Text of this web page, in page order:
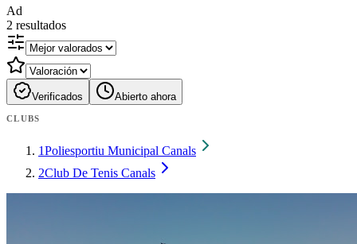
Ad
2 resultados
Verificados Abierto ahora
CLUBS
1Poliesportiu Municipal Canals
2Club De Tenis Canals